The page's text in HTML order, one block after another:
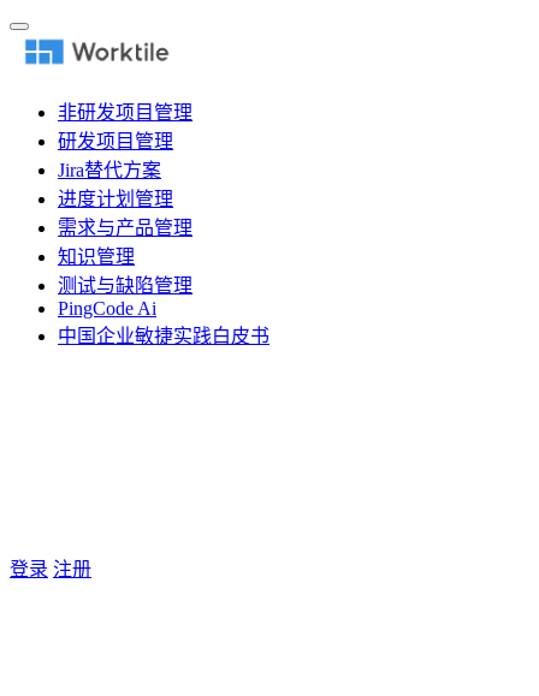
非研发项目管理
研发项目管理
Jira替代方案
进度计划管理
需求与产品管理
知识管理
测试与缺陷管理
PingCode Ai
中国企业敏捷实践白皮书
登录 注册